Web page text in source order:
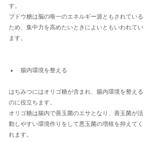
す。
ブドウ糖は脳の唯一のエネルギー源ともされている
ため、集中力を高めたいときによいともいわれてい
ます。
腸内環境を整える
はちみつにはオリゴ糖が含まれ、腸内環境を整える
のに役立ちます。
オリゴ糖は腸内で善玉菌のエサとなり、善玉菌が活
動しやすい環境作りをして悪玉菌の増殖を抑えてく
れます。